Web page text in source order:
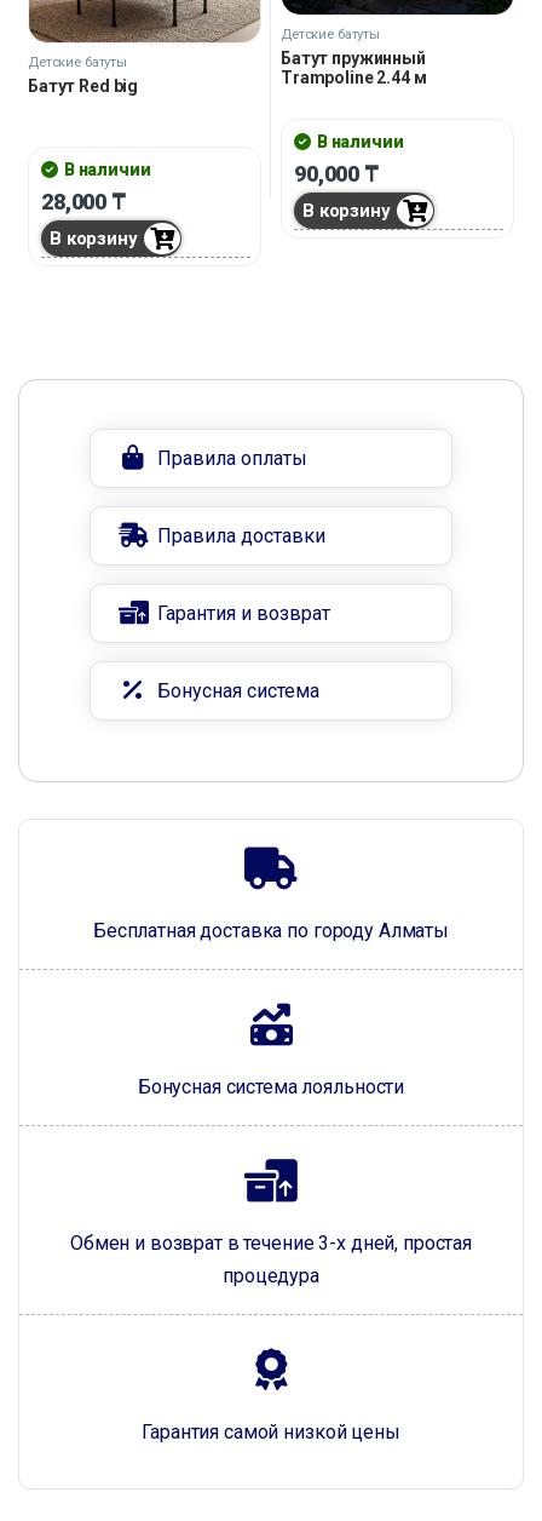
Детские батуты
Батут Red big
В наличии
28,000 ₸
В корзину
Детские батуты
Батут пружинный
Trampoline 2.44 м
В наличии
90,000 ₸
В корзину
Бесплатная доставка по городу Алматы
Бонусная система лояльности
Обмен и возврат в течение 3-х дней, простая
процедура
Гарантия самой низкой цены
Правила оплаты
Правила доставки
Гарантия и возврат
Бонусная система